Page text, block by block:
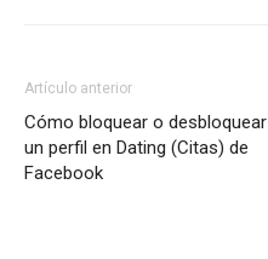
Artículo anterior
Cómo bloquear o desbloquear
un perfil en Dating (Citas) de
Facebook